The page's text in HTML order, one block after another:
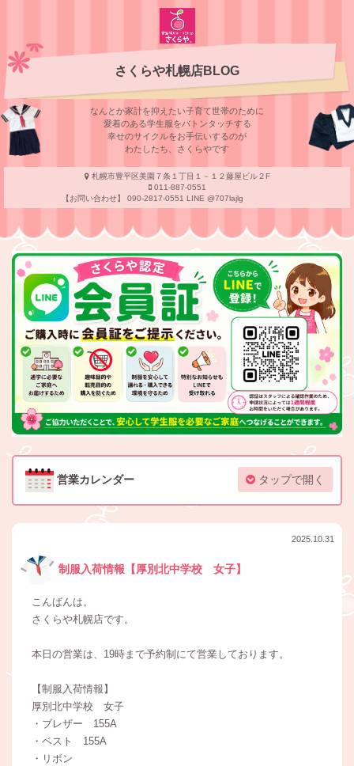
さくらや札幌店BLOG
なんとか家計を抑えたい子育て世帯のために
愛着のある学⽣服をバトンタッチする
幸せのサイクルをお⼿伝いするのが
わたしたち、さくらやです
札幌市豊平区美園７条１丁目１－１２藤屋ビル２F
011-887-0551
【お問い合わせ】 090-2817-0551 LINE @707lajlg
営業カレンダー タップで開く
2025.10.31
制服入荷情報【厚別北中学校 女子】
こんばんは。
さくらや札幌店です。
本日の営業は、19時まで予約制にて営業しております。
【制服入荷情報】
厚別北中学校 女子
・ブレザー 155A
・ベスト 155A
・リボン